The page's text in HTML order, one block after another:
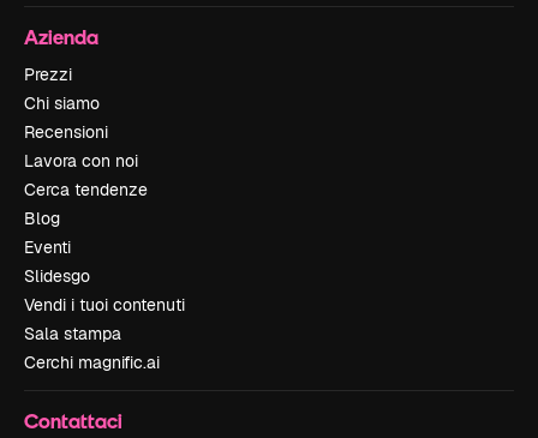
Azienda
Prezzi
Chi siamo
Recensioni
Lavora con noi
Cerca tendenze
Blog
Eventi
Slidesgo
Vendi i tuoi contenuti
Sala stampa
Cerchi magnific.ai
Contattaci